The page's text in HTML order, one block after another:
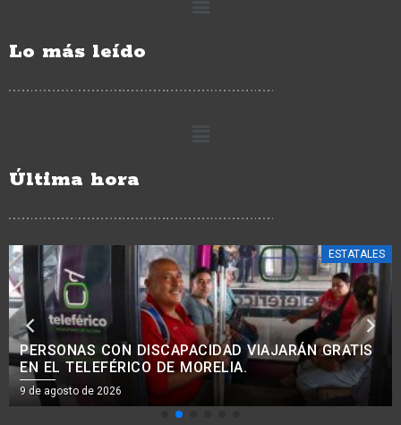
Lo más leído
Última hora
ESTATALES
MÁS DE 10 MIL MICHOACANOS SE SUMAN A LA
JORNADA NACIONAL DE REFORESTACIÓN:
BEDOLLA.
9 de agosto de 2026